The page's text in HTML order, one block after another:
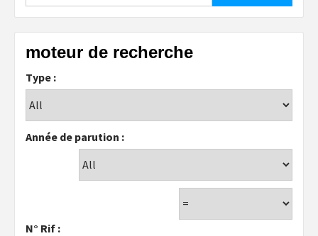
moteur de recherche
Type :
Année de parution :
N° Rif :